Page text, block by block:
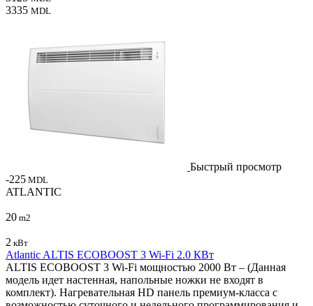
3335 MDL
Быстрый просмотр
-225 MDL
ATLANTIC
20 m2
2 кВт
Atlantic ALTIS ECOBOOST 3 Wi-Fi 2.0 КВт
ALTIS ECOBOOST 3 Wi-Fi мощностью 2000 Вт – (Данная
модель идет настенная, напольные ножки не входят в
комплект). Нагревательная HD панель премиум-класса с